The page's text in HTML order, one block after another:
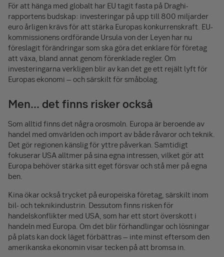
För att hänga med globalt har EU tagit fasta på Draghi-
rapportens budskap: investeringar på upp till 800 miljarder
euro årligen krävs för att stärka Europas konkurrenskraft. EU-
kommissionens ordförande Ursula von der Leyen har nu
föreslagit förändringar som ska göra det enklare för företag
att växa, bland annat genom förenklade regler. Om
investeringarna verkligen blir av kan det ge ett rejält lyft för
Europas ekonomi – och särskilt för småbolag.
Men… det finns risker också
Som alltid finns det några orosmoln. Europa är beroende av
handel med omvärlden och import av både råvaror och teknik.
Det gör regionen känslig för yttre påverkan. Samtidigt
fokuserar USA alltmer på sina egna intressen, vilket gör att
Europa behöver stärka sitt eget försvar och stå mer på egna
ben.
Kina ökar också trycket på europeiska företag, särskilt inom
bil- och teknikindustrin. Dessutom finns risken för
handelskonflikter med USA, som har ett stort överskott i
handeln med Europa. Om det blir förhandlingar och lösningar
på plats kan dock läget förbättras – inte minst eftersom den
amerikanska ekonomin visar tecken på att bromsa in.